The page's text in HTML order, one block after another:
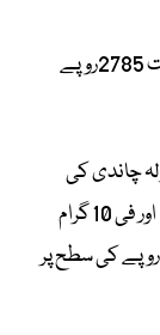
اسی طرح مقامی سطح پر فی 10 گرام سونے کی قیمت 2785روپے
چاندی کی
قیمت بھی 94 روپے کی کمی سے 7ہزار 173 روپے اور فی 10 گرام
چاندی کی قیمت 86روپے کی کمی سے 6ہزار 116روپے کی سطح پر